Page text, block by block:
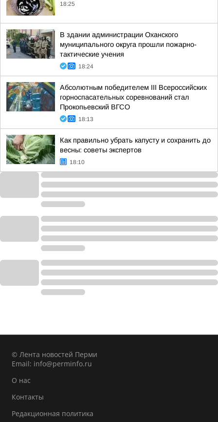
18:25
В здании администрации Оханского
муниципального округа прошли пожарно-
тактические учения
18:24
Абсолютным победителем III Всероссийских
горноспасательных соревнований стал
Прокопьевский ВГСО
18:13
Как правильно убрать капусту и сохранить до
весны: советы экспертов
18:10
© Лента новостей Перми
Email: info@perminfo.ru
О нас
Контакты
Редакционная политика